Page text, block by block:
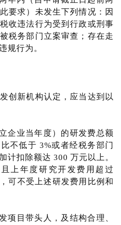
要求）未发生下列情况：因
收违法行为受到行政或刑事
税务部门立案审查；存在走
规行为。
创新机构认定，应当达到以
企业当年度）的研发费总额
不低于 3%或者经税务部门
计扣除额达 300 万元以上。
上年度研究开发费用超过
可不受上述研发费用比例和
项目带头人，及结构合理、